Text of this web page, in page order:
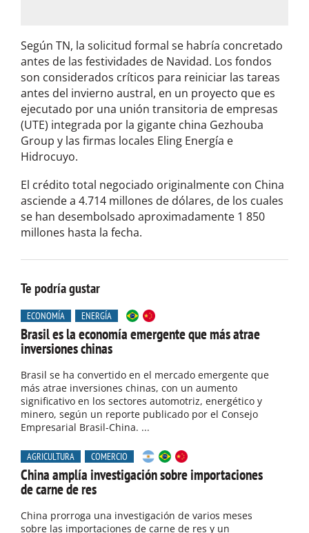
Según TN, la solicitud formal se habría concretado
antes de las festividades de Navidad. Los fondos
son considerados críticos para reiniciar las tareas
antes del invierno austral, en un proyecto que es
ejecutado por una unión transitoria de empresas
(UTE) integrada por la gigante china Gezhouba
Group y las firmas locales Eling Energía e
Hidrocuyo.
El crédito total negociado originalmente con China
asciende a 4.714 millones de dólares, de los cuales
se han desembolsado aproximadamente 1 850
millones hasta la fecha.
Te podría gustar
ECONOMÍA ENERGÍA
Brasil es la economía emergente que más atrae
inversiones chinas
Brasil se ha convertido en el mercado emergente que
más atrae inversiones chinas, con un aumento
significativo en los sectores automotriz, energético y
minero, según un reporte publicado por el Consejo
Empresarial Brasil-China. ...
AGRICULTURA COMERCIO
China amplía investigación sobre importaciones
de carne de res
China prorroga una investigación de varios meses
sobre las importaciones de carne de res y un